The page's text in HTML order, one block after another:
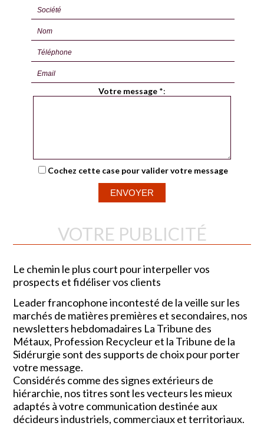
Votre message *:
Cochez cette case pour valider votre message
VOTRE PUBLICITÉ
Le chemin le plus court pour interpeller vos
prospects et fidéliser vos clients
Leader francophone incontesté de la veille sur les
marchés de matières premières et secondaires, nos
newsletters hebdomadaires La Tribune des
Métaux, Profession Recycleur et la Tribune de la
Sidérurgie sont des supports de choix pour porter
votre message.
Considérés comme des signes extérieurs de
hiérarchie, nos titres sont les vecteurs les mieux
adaptés à votre communication destinée aux
décideurs industriels, commerciaux et territoriaux.